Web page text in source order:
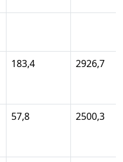
183,4 2926,7
57,8 2500,3